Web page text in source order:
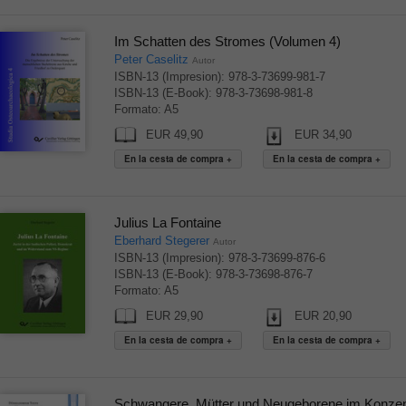
Im Schatten des Stromes (Volumen 4)
Peter Caselitz Autor
ISBN-13 (Impresion): 978-3-73699-981-7
ISBN-13 (E-Book): 978-3-73698-981-8
Formato: A5
EUR 49,90
EUR 34,90
Julius La Fontaine
Eberhard Stegerer Autor
ISBN-13 (Impresion): 978-3-73699-876-6
ISBN-13 (E-Book): 978-3-73698-876-7
Formato: A5
EUR 29,90
EUR 20,90